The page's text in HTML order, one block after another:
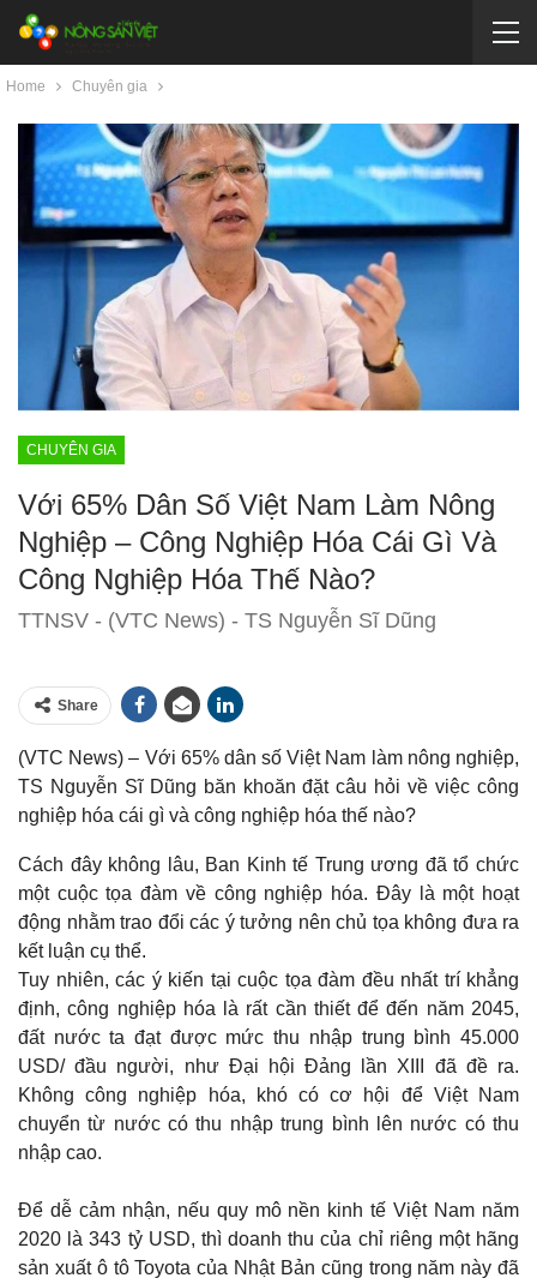
Home Chuyên gia
CHUYÊN GIA
Với 65% Dân Số Việt Nam Làm Nông
Nghiệp – Công Nghiệp Hóa Cái Gì Và
Công Nghiệp Hóa Thế Nào?
TTNSV - (VTC News) - TS Nguyễn Sĩ Dũng
Share
(VTC News) – Với 65% dân số Việt Nam làm nông nghiệp,
TS Nguyễn Sĩ Dũng băn khoăn đặt câu hỏi về việc công
nghiệp hóa cái gì và công nghiệp hóa thế nào?
Cách đây không lâu, Ban Kinh tế Trung ương đã tổ chức
một cuộc tọa đàm về công nghiệp hóa. Đây là một hoạt
động nhằm trao đổi các ý tưởng nên chủ tọa không đưa ra
kết luận cụ thể.
Tuy nhiên, các ý kiến tại cuộc tọa đàm đều nhất trí khẳng
định, công nghiệp hóa là rất cần thiết để đến năm 2045,
đất nước ta đạt được mức thu nhập trung bình 45.000
USD/ đầu người, như Đại hội Đảng lần XIII đã đề ra.
Không công nghiệp hóa, khó có cơ hội để Việt Nam
chuyển từ nước có thu nhập trung bình lên nước có thu
nhập cao.
Để dễ cảm nhận, nếu quy mô nền kinh tế Việt Nam năm
2020 là 343 tỷ USD, thì doanh thu của chỉ riêng một hãng
sản xuất ô tô Toyota của Nhật Bản cũng trong năm này đã